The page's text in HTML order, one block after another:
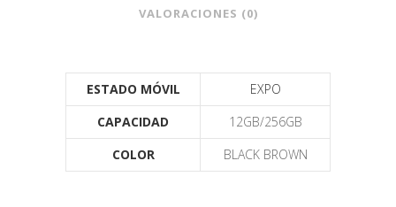
VALORACIONES (0)
ESTADO MÓVIL
EXPO
CAPACIDAD
12GB/256GB
COLOR
BLACK BROWN